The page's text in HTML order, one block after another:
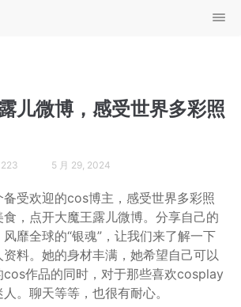
儿微博，感受世界多彩照
223 5 月 29, 2024
受欢迎的cos博主，感受世界多彩照
，点开大魔王露儿微博。分享自己的
靡全球的“银魂”，让我们来了解一下
料。她的身材丰满，她希望自己可以
cos作品的同时，对于那些喜欢cosplay
。聊天等等，也很有耐心。